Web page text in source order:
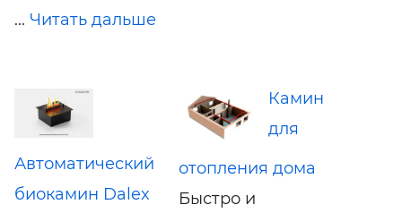
... Читать дальше
Автоматический
биокамин Dalex
Камин
для
отопления дома
Быстро и